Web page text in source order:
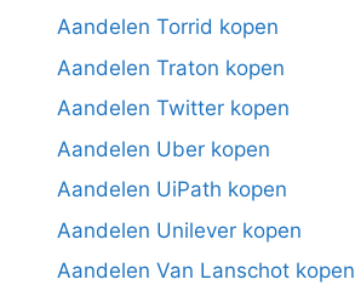
Aandelen Torrid kopen
Aandelen Traton kopen
Aandelen Twitter kopen
Aandelen Uber kopen
Aandelen UiPath kopen
Aandelen Unilever kopen
Aandelen Van Lanschot kopen